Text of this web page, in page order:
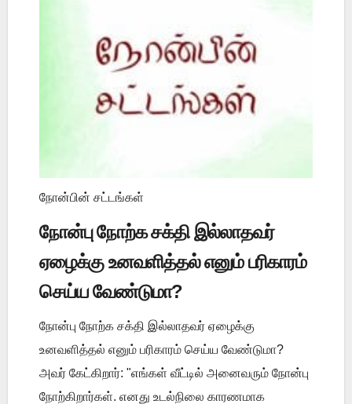
நோன்பின் சட்டங்கள்
நோன்பு நோற்க சக்தி இல்லாதவர்
ஏழைக்கு உனவளித்தல் எனும் பரிகாரம்
செய்ய வேண்டுமா?
நோன்பு நோற்க சக்தி இல்லாதவர் ஏழைக்கு
உனவளித்தல் எனும் பரிகாரம் செய்ய வேண்டுமா?
அவர் கேட்கிறார்: "எங்கள் வீட்டில் அனைவரும் நோன்பு
நோற்கிறார்கள். எனது உடல்நிலை காரணமாக